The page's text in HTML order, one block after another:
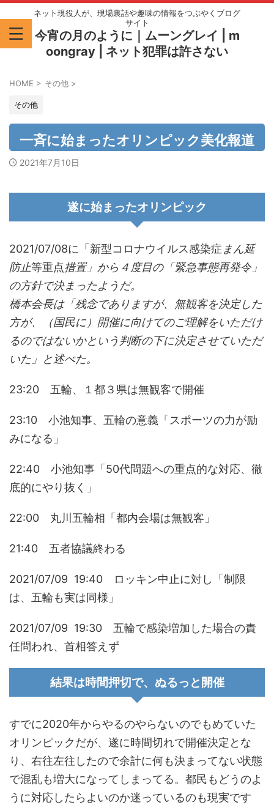
ネット現役人が、現場裏話や趣味の情報をつぶやくブログ
サイト
今宵の月のように｜ムーングレイ | m
oongray | ネット犯罪は許さない
HOME > その他 >
その他
一斉に始まったオリンピック美化報道
2021年7月10日
遂に始まったオリンピック
2021/07/08に「新型コロナウイルス感染症 まん延
防止等重点措置」から４度目の「緊急事態再発令」
の方針で決まったようだ。
橋本会長は「残念でありますが、無観客を決定した
方が、（国民に）開催に向けてのご理解をいただけ
るのではないかという判断の下に決定させていただ
いた」と述べた。
23:20 五輪、１都３県は無観客で開催
23:10 小池知事、五輪の意義「スポーツの力が励
みになる」
22:40 小池知事「50代問題への重点的な対応、徹
底的にやり抜く」
22:00 丸川五輪相「都内会場は無観客」
21:40 五者協議終わる
2021/07/09 19:40 ロッキン中止に対し「制限
は、五輪も実は同様」
2021/07/09 19:30 五輪で感染増加した場合の責
任問われ、首相答えず
結果は時間押切で、ぬるっと開催
すでに2020年からやるのやらないのでもめていた
オリンピックだが、遂に時間切れで開催決定とな
り、右往左往したので余計に何も決まってない状態
で混乱も増大になってしまってる。都民もどうのよ
うに対応したらよいのか迷っているのも現実です